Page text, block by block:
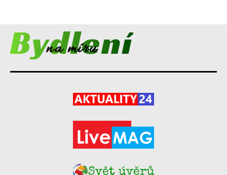
Bydlení
na míru